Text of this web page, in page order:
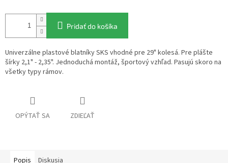
Pridať do košíka
Univerzálne plastové blatníky SKS vhodné pre 29" kolesá. Pre plášte
šírky 2,1" - 2,35". Jednoduchá montáž, športový vzhľad. Pasujú skoro na
všetky typy rámov.
OPÝTAŤ SA ZDIEĽAŤ
Popis Diskusia